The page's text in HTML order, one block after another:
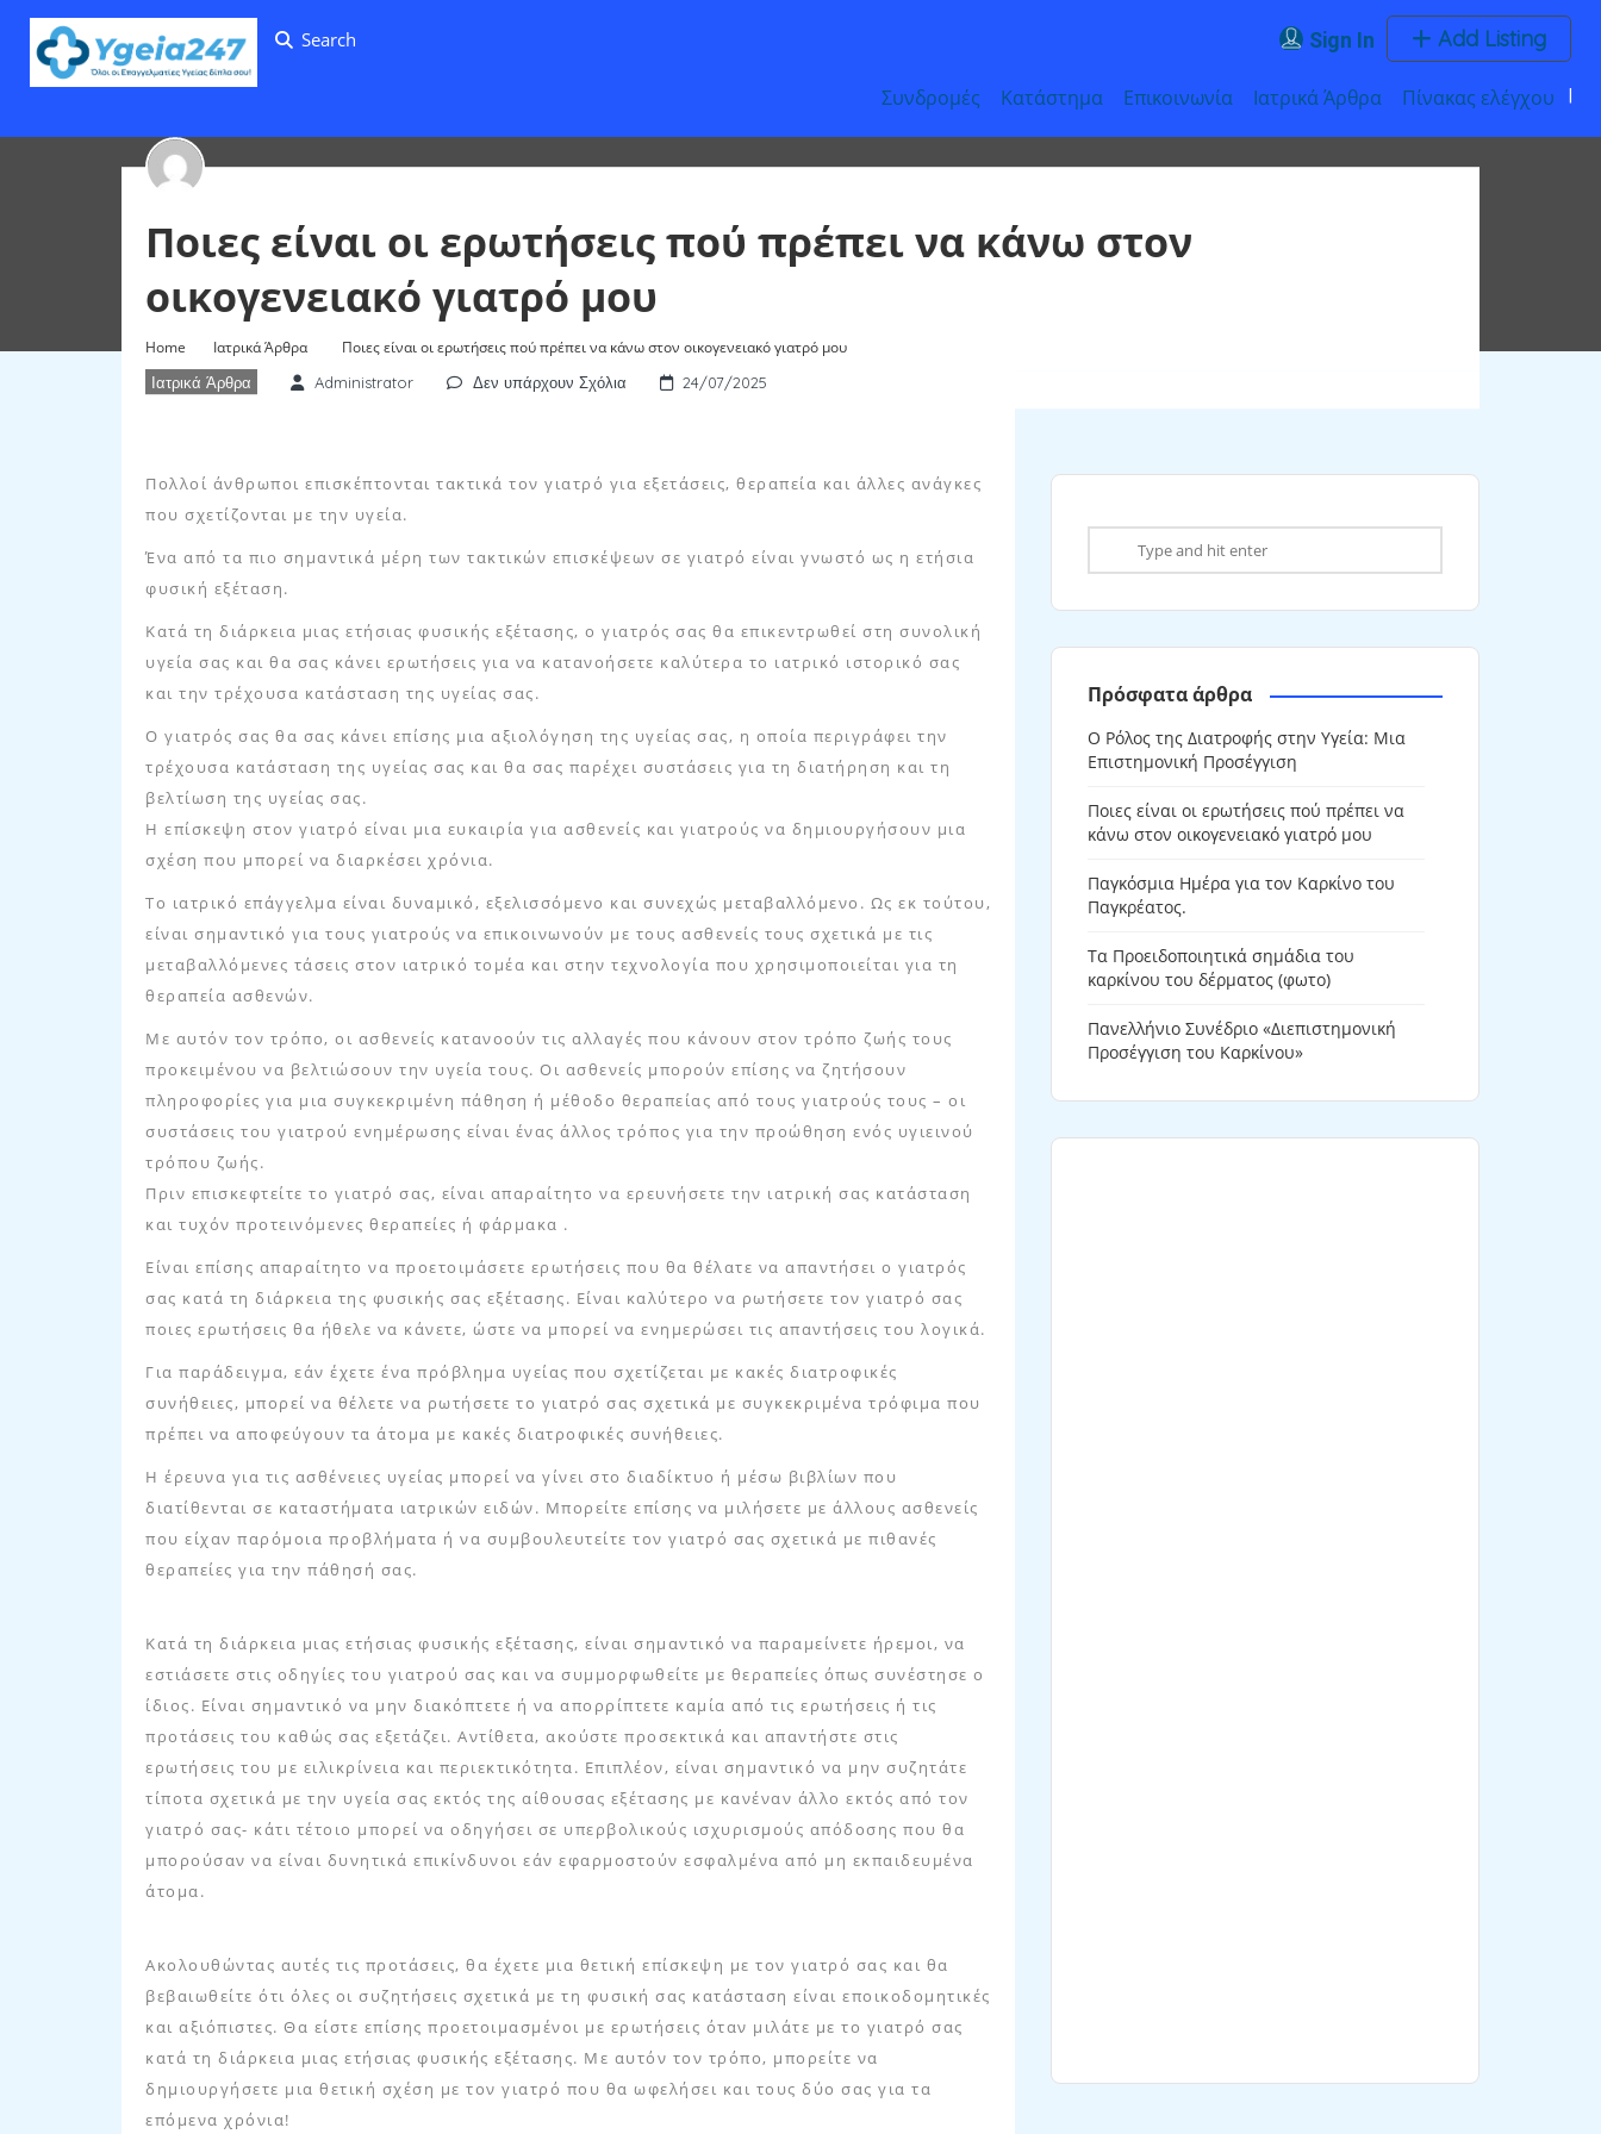
Search Sign In Add Listing
Συνδρομές Κατάστημα Επικοινωνία Ιατρικά Άρθρα Πίνακας ελέγχου
Home Ιατρικά Άρθρα
Ποιες είναι οι ερωτήσεις πού πρέπει να κάνω στον
οικογενειακό γιατρό μου
Home Ιατρικά Άρθρα Ποιες είναι οι ερωτήσεις πού πρέπει να κάνω στον οικογενειακό γιατρό μου
Ιατρικά Άρθρα Administrator Δεν υπάρχουν Σχόλια 24/07/2025
Πολλοί άνθρωποι επισκέπτονται τακτικά τον γιατρό για εξετάσεις, θεραπεία και άλλες ανάγκες
που σχετίζονται με την υγεία.
Ένα από τα πιο σημαντικά μέρη των τακτικών επισκέψεων σε γιατρό είναι γνωστό ως η ετήσια
φυσική εξέταση.
Κατά τη διάρκεια μιας ετήσιας φυσικής εξέτασης, ο γιατρός σας θα επικεντρωθεί στη συνολική
υγεία σας και θα σας κάνει ερωτήσεις για να κατανοήσετε καλύτερα το ιατρικό ιστορικό σας
και την τρέχουσα κατάσταση της υγείας σας.
Ο γιατρός σας θα σας κάνει επίσης μια αξιολόγηση της υγείας σας, η οποία περιγράφει την
τρέχουσα κατάσταση της υγείας σας και θα σας παρέχει συστάσεις για τη διατήρηση και τη
βελτίωση της υγείας σας.
Η επίσκεψη στον γιατρό είναι μια ευκαιρία για ασθενείς και γιατρούς να δημιουργήσουν μια
σχέση που μπορεί να διαρκέσει χρόνια.
Το ιατρικό επάγγελμα είναι δυναμικό, εξελισσόμενο και συνεχώς μεταβαλλόμενο. Ως εκ τούτου,
είναι σημαντικό για τους γιατρούς να επικοινωνούν με τους ασθενείς τους σχετικά με τις
μεταβαλλόμενες τάσεις στον ιατρικό τομέα και στην τεχνολογία που χρησιμοποιείται για τη
θεραπεία ασθενών.
Με αυτόν τον τρόπο, οι ασθενείς κατανοούν τις αλλαγές που κάνουν στον τρόπο ζωής τους
προκειμένου να βελτιώσουν την υγεία τους. Οι ασθενείς μπορούν επίσης να ζητήσουν
πληροφορίες για μια συγκεκριμένη πάθηση ή μέθοδο θεραπείας από τους γιατρούς τους – οι
συστάσεις του γιατρού ενημέρωσης είναι ένας άλλος τρόπος για την προώθηση ενός υγιεινού
τρόπου ζωής.
Πριν επισκεφτείτε το γιατρό σας, είναι απαραίτητο να ερευνήσετε την ιατρική σας κατάσταση
και τυχόν προτεινόμενες θεραπείες ή φάρμακα .
Είναι επίσης απαραίτητο να προετοιμάσετε ερωτήσεις που θα θέλατε να απαντήσει ο γιατρός
σας κατά τη διάρκεια της φυσικής σας εξέτασης. Είναι καλύτερο να ρωτήσετε τον γιατρό σας
ποιες ερωτήσεις θα ήθελε να κάνετε, ώστε να μπορεί να ενημερώσει τις απαντήσεις του λογικά.
Για παράδειγμα, εάν έχετε ένα πρόβλημα υγείας που σχετίζεται με κακές διατροφικές
συνήθειες, μπορεί να θέλετε να ρωτήσετε το γιατρό σας σχετικά με συγκεκριμένα τρόφιμα που
πρέπει να αποφεύγουν τα άτομα με κακές διατροφικές συνήθειες.
Η έρευνα για τις ασθένειες υγείας μπορεί να γίνει στο διαδίκτυο ή μέσω βιβλίων που
διατίθενται σε καταστήματα ιατρικών ειδών. Μπορείτε επίσης να μιλήσετε με άλλους ασθενείς
που είχαν παρόμοια προβλήματα ή να συμβουλευτείτε τον γιατρό σας σχετικά με πιθανές
θεραπείες για την πάθησή σας.
Κατά τη διάρκεια μιας ετήσιας φυσικής εξέτασης, είναι σημαντικό να παραμείνετε ήρεμοι, να
εστιάσετε στις οδηγίες του γιατρού σας και να συμμορφωθείτε με θεραπείες όπως συνέστησε ο
ίδιος. Είναι σημαντικό να μην διακόπτετε ή να απορρίπτετε καμία από τις ερωτήσεις ή τις
προτάσεις του καθώς σας εξετάζει. Αντίθετα, ακούστε προσεκτικά και απαντήστε στις
ερωτήσεις του με ειλικρίνεια και περιεκτικότητα. Επιπλέον, είναι σημαντικό να μην συζητάτε
τίποτα σχετικά με την υγεία σας εκτός της αίθουσας εξέτασης με κανέναν άλλο εκτός από τον
γιατρό σας- κάτι τέτοιο μπορεί να οδηγήσει σε υπερβολικούς ισχυρισμούς απόδοσης που θα
μπορούσαν να είναι δυνητικά επικίνδυνοι εάν εφαρμοστούν εσφαλμένα από μη εκπαιδευμένα
άτομα.
Ακολουθώντας αυτές τις προτάσεις, θα έχετε μια θετική επίσκεψη με τον γιατρό σας και θα
βεβαιωθείτε ότι όλες οι συζητήσεις σχετικά με τη φυσική σας κατάσταση είναι εποικοδομητικές
και αξιόπιστες. Θα είστε επίσης προετοιμασμένοι με ερωτήσεις όταν μιλάτε με το γιατρό σας
κατά τη διάρκεια μιας ετήσιας φυσικής εξέτασης. Με αυτόν τον τρόπο, μπορείτε να
δημιουργήσετε μια θετική σχέση με τον γιατρό που θα ωφελήσει και τους δύο σας για τα
επόμενα χρόνια!
Πρόσφατα άρθρα
Ο Ρόλος της Διατροφής στην Υγεία: Μια
Επιστημονική Προσέγγιση
Ποιες είναι οι ερωτήσεις πού πρέπει να
κάνω στον οικογενειακό γιατρό μου
Παγκόσμια Ημέρα για τον Καρκίνο του
Παγκρέατος.
Τα Προειδοποιητικά σημάδια του
καρκίνου του δέρματος (φωτο)
Πανελλήνιο Συνέδριο «Διεπιστημονική
Προσέγγιση του Καρκίνου»